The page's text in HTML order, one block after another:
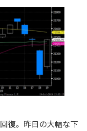
復。昨日の大幅な下